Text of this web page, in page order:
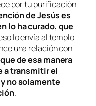
por tu purificación
de Jesús es
lo ha curado, que
lo envía al templo
una relación con
de esa manera
a transmitir el
no solamente
.